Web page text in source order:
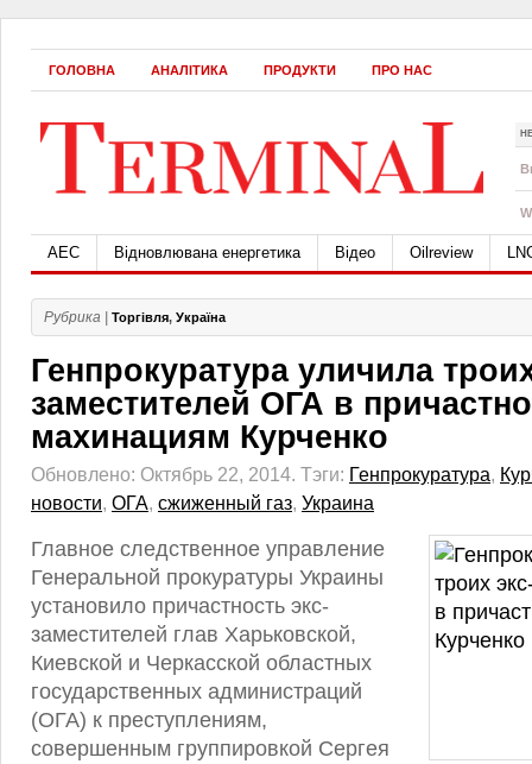
ГОЛОВНА АНАЛІТИКА ПРОДУКТИ ПРО НАС
АЕС Відновлювана енергетика Відео Oilreview
Рубрика | Торгівля, Україна
Генпрокуратура уличила
заместителей ОГА в
махинациям Курченко
Обновлено: Октябрь 22, 2014. Тэги: Генпрокуратура,
новости, ОГА, сжиженный газ, Украина
Главное следственное управление
Генеральной прокуратуры Украины
установило причастность экс-
заместителей глав Харьковской,
Киевской и Черкасской областных
государственных администраций
(ОГА) к преступлениям,
совершенным группировкой Сергея